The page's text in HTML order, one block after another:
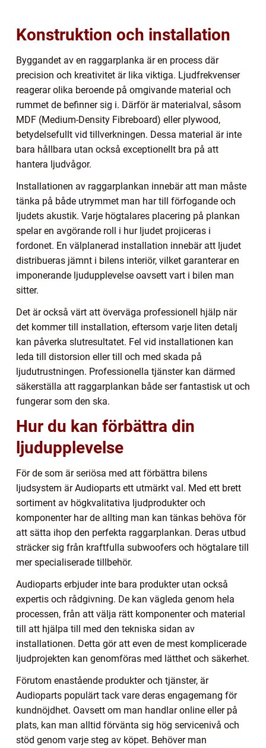
Konstruktion och installation
Byggandet av en raggarplanka är en process där
precision och kreativitet är lika viktiga. Ljudfrekvenser
reagerar olika beroende på omgivande material och
rummet de befinner sig i. Därför är materialval, såsom
MDF (Medium-Density Fibreboard) eller plywood,
betydelsefullt vid tillverkningen. Dessa material är inte
bara hållbara utan också exceptionellt bra på att
hantera ljudvågor.
Installationen av raggarplankan innebär att man måste
tänka på både utrymmet man har till förfogande och
ljudets akustik. Varje högtalares placering på plankan
spelar en avgörande roll i hur ljudet projiceras i
fordonet. En välplanerad installation innebär att ljudet
distribueras jämnt i bilens interiör, vilket garanterar en
imponerande ljudupplevelse oavsett vart i bilen man
sitter.
Det är också värt att överväga professionell hjälp när
det kommer till installation, eftersom varje liten detalj
kan påverka slutresultatet. Fel vid installationen kan
leda till distorsion eller till och med skada på
ljudutrustningen. Professionella tjänster kan därmed
säkerställa att raggarplankan både ser fantastisk ut och
fungerar som den ska.
Hur du kan förbättra din
ljudupplevelse
För de som är seriösa med att förbättra bilens
ljudsystem är Audioparts ett utmärkt val. Med ett brett
sortiment av högkvalitativa ljudprodukter och
komponenter har de allting man kan tänkas behöva för
att sätta ihop den perfekta raggarplankan. Deras utbud
sträcker sig från kraftfulla subwoofers och högtalare till
mer specialiserade tillbehör.
Audioparts erbjuder inte bara produkter utan också
expertis och rådgivning. De kan vägleda genom hela
processen, från att välja rätt komponenter och material
till att hjälpa till med den tekniska sidan av
installationen. Detta gör att even de mest komplicerade
ljudprojekten kan genomföras med lätthet och säkerhet.
Förutom enastående produkter och tjänster, är
Audioparts populärt tack vare deras engagemang för
kundnöjdhet. Oavsett om man handlar online eller på
plats, kan man alltid förvänta sig hög servicenivå och
stöd genom varje steg av köpet. Behöver man